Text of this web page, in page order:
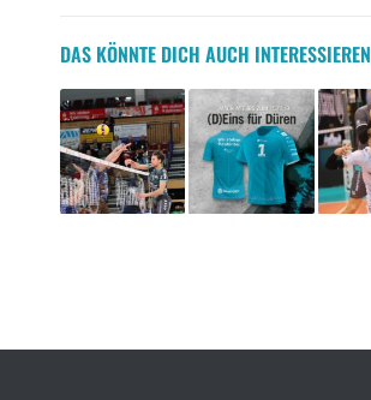
DAS KÖNNTE DICH AUCH INTERESSIEREN